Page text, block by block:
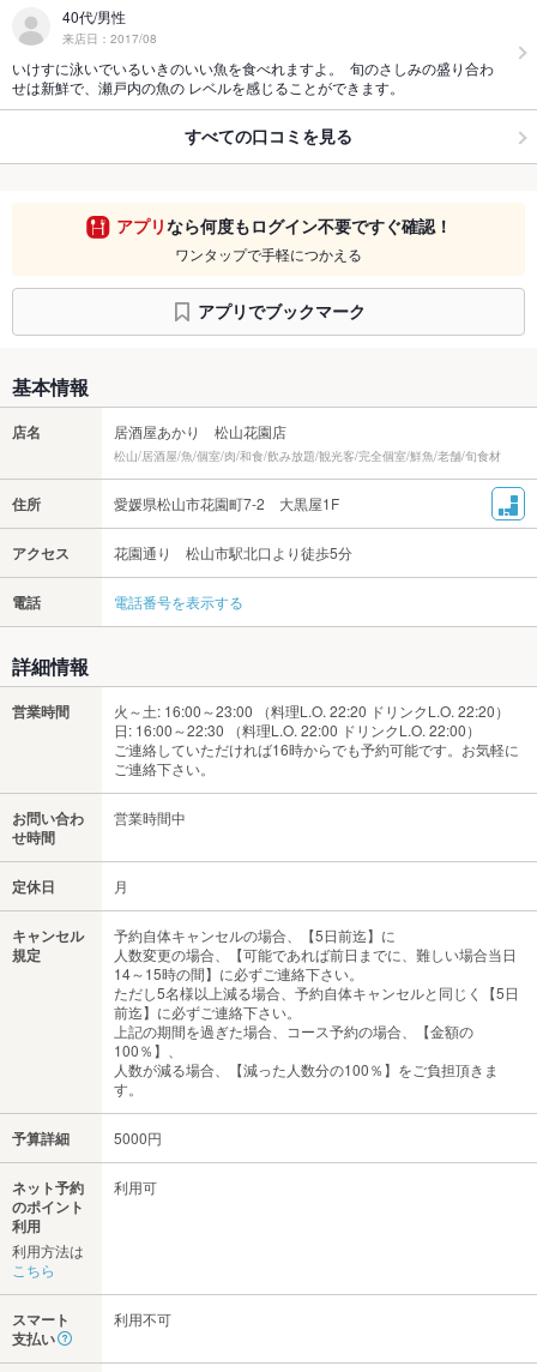
40代/男性
来店日：2017/08
いけすに泳いでいるいきのいい魚を食べれますよ。 旬のさしみの盛り合わ
せは新鮮で、瀬戸内の魚の レベルを感じることができます。
すべての口コミを見る
アプリなら何度もログイン不要ですぐ確認！
ワンタップで手軽につかえる
アプリでブックマーク
基本情報
店名 居酒屋あかり 松山花園店
松山/居酒屋/魚/個室/肉/和食/飲み放題/観光客/完全個室/鮮魚/老舗/旬食材
住所 愛媛県松山市花園町7-2 大黒屋1F
アクセス 花園通り 松山市駅北口より徒歩5分
電話 電話番号を表示する
詳細情報
営業時間
火～土: 16:00～23:00 （料理L.O. 22:20 ドリンクL.O. 22:20）
日: 16:00～22:30 （料理L.O. 22:00 ドリンクL.O. 22:00）
ご連絡していただければ16時からでも予約可能です。お気軽に
ご連絡下さい。
お問い合わ
せ時間
営業時間中
定休日 月
キャンセル
規定
予約自体キャンセルの場合、【5日前迄】に
人数変更の場合、【可能であれば前日までに、難しい場合当日
14～15時の間】に必ずご連絡下さい。
ただし5名様以上減る場合、予約自体キャンセルと同じく【5日
前迄】に必ずご連絡下さい。
上記の期間を過ぎた場合、コース予約の場合、【金額の
100％】、
人数が減る場合、【減った人数分の100％】をご負担頂きま
す。
予算詳細 5000円
ネット予約
のポイント
利用
利用方法は
こちら
利用可
スマート
支払い
利用不可